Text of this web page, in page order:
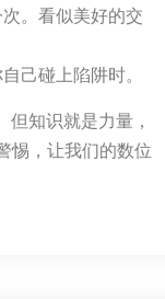
。看似美好的交
己碰上陷阱时。
知识就是力量，
惕，让我们的数位